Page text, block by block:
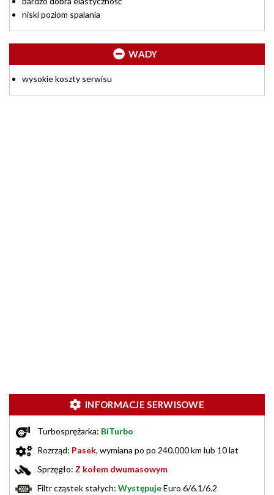
niski poziom spalania
WADY
wysokie koszty serwisu
INFORMACJE SERWISOWE
Turbosprężarka: BiTurbo
Rozrząd: Pasek, wymiana po po 240.000 km lub 10 lat
Sprzęgło: Z kołem dwumasowym
Filtr cząstek stałych: WystępujeEuro 6/6.1/6.2